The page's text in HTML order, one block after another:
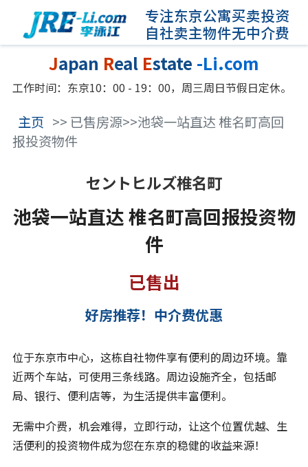
专注东京公寓买卖投资
自社卖主物件无中介费
Japan Real Estate -Li.com
工作时间：东京10：00 - 19：00，周三周日节假日定休。
主页 >> 已售房源>>池袋一站直达 椎名町高回
报投资物件
セントヒルズ椎名町
池袋一站直达 椎名町高回报投资物
件
已售出
好房推荐！中介费优惠
位于东京市中心，这栋自社物件享有便利的周边环境。靠
近两个车站，可使用三条线路。周边设施齐全，包括邮
局、银行、便利店等，为生活提供丰富便利。
无需中介费，机会难得，立即行动，让这个位置优越、生
活便利的投资物件成为您在东京的稳健的收益来源！